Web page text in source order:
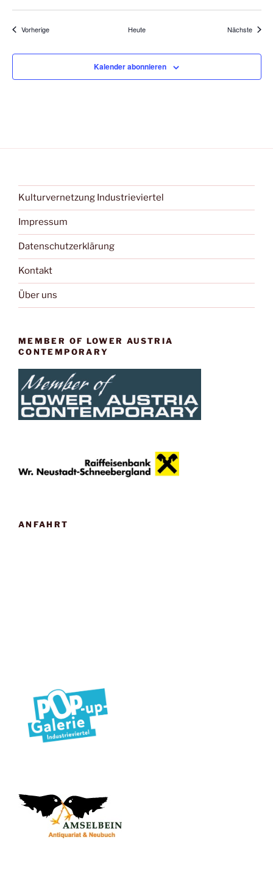
VorherigeVeranstaltungen Heute Nächste
Kalender abonnieren
Kulturvernetzung Industrieviertel
Impressum
Datenschutzerklärung
Kontakt
Über uns
MEMBER OF LOWER AUSTRIA
CONTEMPORARY
ANFAHRT